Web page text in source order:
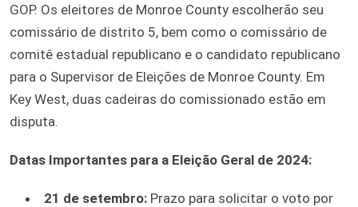
GOP. Os eleitores de Monroe County escolherão seu
comissário de distrito 5, bem como o comissário de
comitê estadual republicano e o candidato republicano
para o Supervisor de Eleições de Monroe County. Em
Key West, duas cadeiras do comissionado estão em
disputa.
Datas Importantes para a Eleição Geral de 2024:
21 de setembro: Prazo para solicitar o voto por